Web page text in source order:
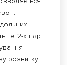
2-х пар
розвитку